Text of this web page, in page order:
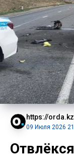
https://orda.kz
09 Июля 2026